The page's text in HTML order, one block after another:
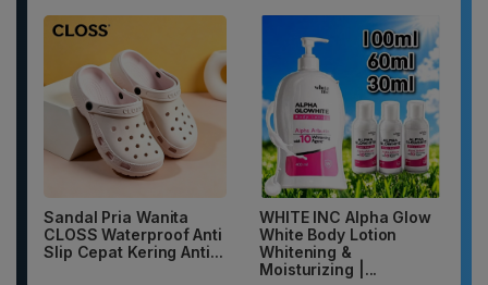
Sandal Pria Wanita
CLOSS Waterproof Anti
Slip Cepat Kering Anti...
WHITE INC Alpha Glow
White Body Lotion
Whitening &
Moisturizing |...